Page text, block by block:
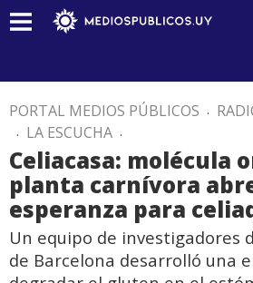
PORTAL MEDIOS PÚBLICOS .
. LA ESCUCHA .
Celiacasa: molécula
planta carnívora
esperanza para
Un equipo de investigadores
de Barcelona desarrolló una